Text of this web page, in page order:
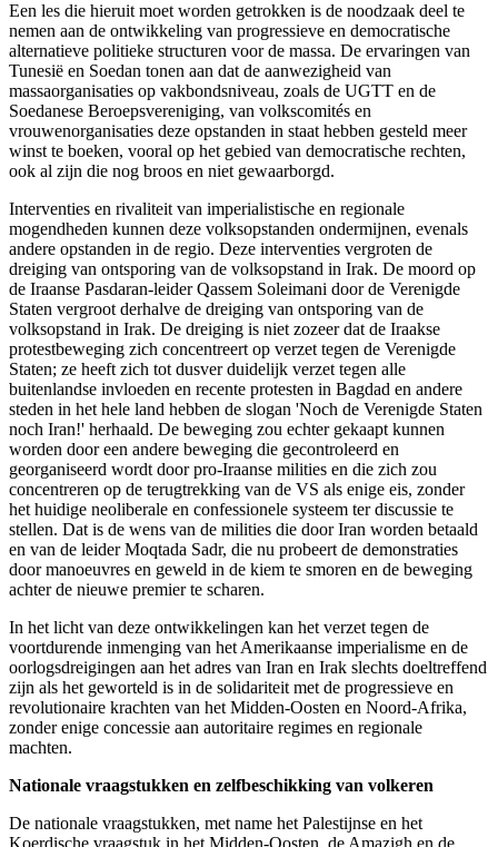
Een les die hieruit moet worden getrokken is de noodzaak deel te
nemen aan de ontwikkeling van progressieve en democratische
alternatieve politieke structuren voor de massa. De ervaringen van
Tunesië en Soedan tonen aan dat de aanwezigheid van
massaorganisaties op vakbondsniveau, zoals de UGTT en de
Soedanese Beroepsvereniging, van volkscomités en
vrouwenorganisaties deze opstanden in staat hebben gesteld meer
winst te boeken, vooral op het gebied van democratische rechten,
ook al zijn die nog broos en niet gewaarborgd.
Interventies en rivaliteit van imperialistische en regionale
mogendheden kunnen deze volksopstanden ondermijnen, evenals
andere opstanden in de regio. Deze interventies vergroten de
dreiging van ontsporing van de volksopstand in Irak. De moord op
de Iraanse Pasdaran-leider Qassem Soleimani door de Verenigde
Staten vergroot derhalve de dreiging van ontsporing van de
volksopstand in Irak. De dreiging is niet zozeer dat de Iraakse
protestbeweging zich concentreert op verzet tegen de Verenigde
Staten; ze heeft zich tot dusver duidelijk verzet tegen alle
buitenlandse invloeden en recente protesten in Bagdad en andere
steden in het hele land hebben de slogan 'Noch de Verenigde Staten
noch Iran!' herhaald. De beweging zou echter gekaapt kunnen
worden door een andere beweging die gecontroleerd en
georganiseerd wordt door pro-Iraanse milities en die zich zou
concentreren op de terugtrekking van de VS als enige eis, zonder
het huidige neoliberale en confessionele systeem ter discussie te
stellen. Dat is de wens van de milities die door Iran worden betaald
en van de leider Moqtada Sadr, die nu probeert de demonstraties
door manoeuvres en geweld in de kiem te smoren en de beweging
achter de nieuwe premier te scharen.
In het licht van deze ontwikkelingen kan het verzet tegen de
voortdurende inmenging van het Amerikaanse imperialisme en de
oorlogsdreigingen aan het adres van Iran en Irak slechts doeltreffend
zijn als het geworteld is in de solidariteit met de progressieve en
revolutionaire krachten van het Midden-Oosten en Noord-Afrika,
zonder enige concessie aan autoritaire regimes en regionale
machten.
Nationale vraagstukken en zelfbeschikking van volkeren
De nationale vraagstukken, met name het Palestijnse en het